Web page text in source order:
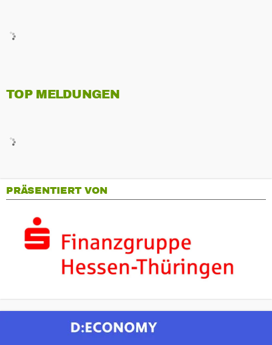
TOP MELDUNGEN
PRÄSENTIERT VON